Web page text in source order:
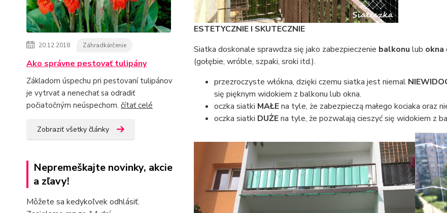
20.12.2018 Záhradkárčenie
Ako správne pestovať tulipány
Základom úspechu pri pestovaní tulipánov
je vytrvať a nenechať sa odradiť
počiatočným neúspechom. čítať celé
Zobraziť všetky články
Nepremeškajte novinky, akcie
a zľavy!
Môžete sa kedykoľvek odhlásiť.
ESTETYCZNIE I SKUTECZNIE
Siatka doskonale sprawdza się jako zabezpieczenie balkonu lub okna
(gołębie, wróble, szpaki, sroki itd.).
przezroczyste włókna, dzięki czemu siatka jest niemal
się pięknym widokiem z balkonu lub okna.
oczka siatki MAŁEna tyle, że zabezpieczą małego kociaka oraz
oczka siatki DUŻEna tyle, że pozwalają cieszyć się widokiem z